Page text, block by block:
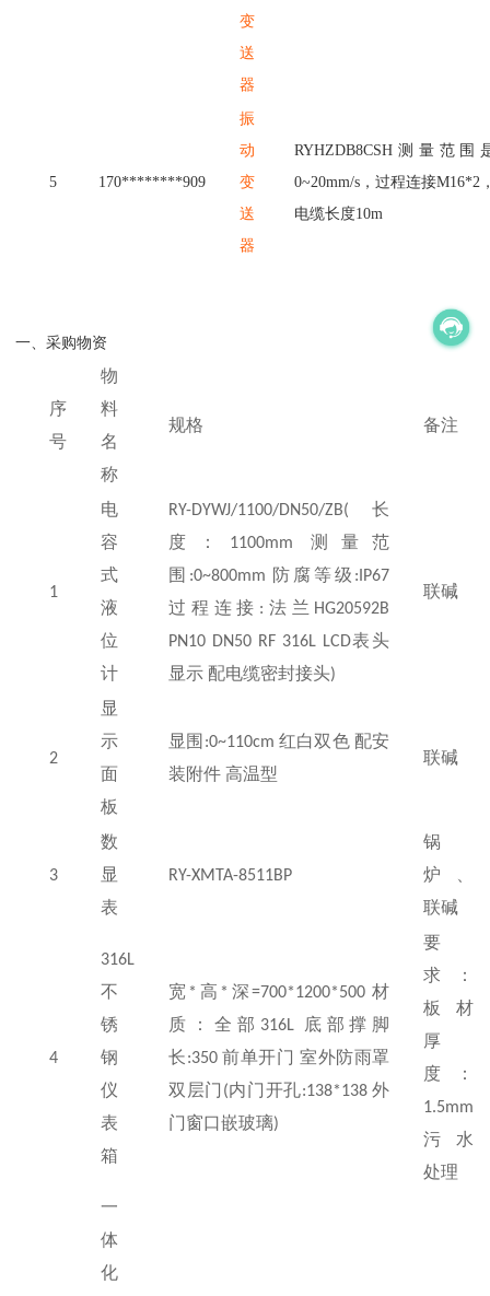
变
送
器
5 170********909
振
动
变
送
器
RYHZDB8CSH 测 量 范 围
0~20mm/s ，过程连接M16*2
电缆长度10m
一、采购物资
序
号
物
料
名
称
规格 备注
1
电
容
式
液
位
计
RY-DYWJ/1100/DN50/ZB( 长
度： 1100mm测量范
围 :0~800mm 防腐等级 :IP67
过程连接 : 法兰 HG20592B
PN10 DN50 RF 316L LCD表头
显示 配电缆密封接头)
联碱
2
显
示
面
板
显围 :0~110cm 红白双色 配安
装附件 高温型
联碱
3
数
显
表
RY-XMTA-8511BP
锅
炉、
联碱
4
316L
不
锈
钢
仪
表
箱
宽 * 高 * 深=700*1200*500材
质：全部 316L 底部撑脚
长:350前单开门 室外防雨罩
双层门 (内门开孔:138*138外
门窗口嵌玻璃)
要
求：
板材
厚
度：
1.5mm
污水
处理
一
体
化